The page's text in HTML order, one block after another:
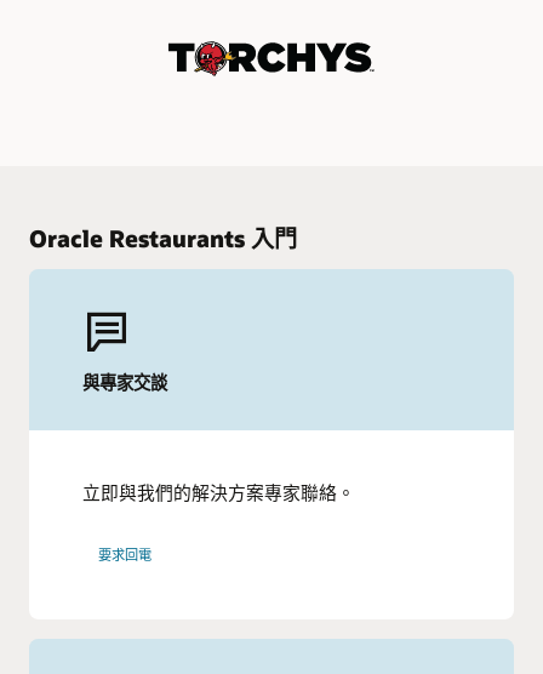
Oracle Restaurants 入門
與專家交談
立即與我們的解決方案專家聯絡。
要求回電